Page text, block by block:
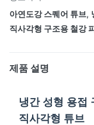
아연도강 스퀘어 튜브,
직사각형 구조용 철강
제품 설명
냉간 성형 용접
직사각형 튜브